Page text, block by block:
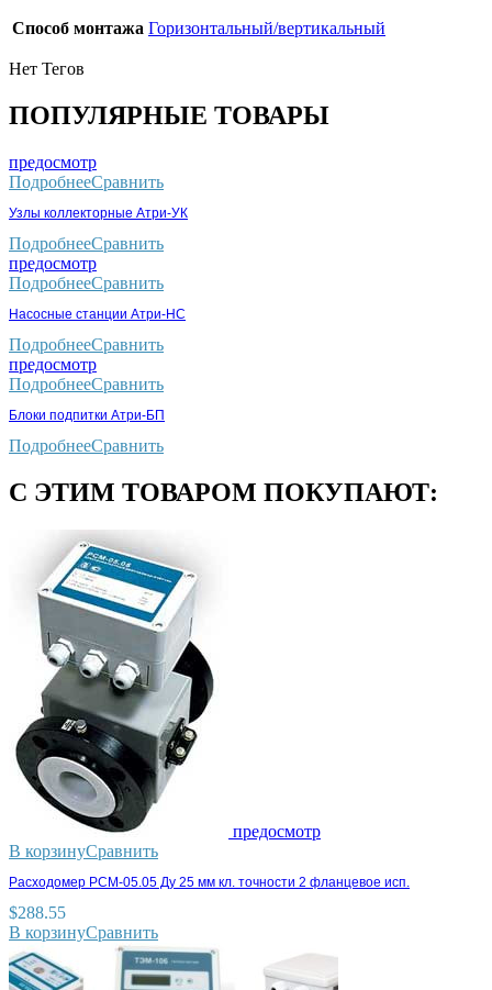
Способ монтажа Горизонтальный/вертикальный
Нет Тегов
ПОПУЛЯРНЫЕ ТОВАРЫ
предосмотр
ПодробнееСравнить
Узлы коллекторные Атри-УК
ПодробнееСравнить
предосмотр
ПодробнееСравнить
Насосные станции Атри-НС
ПодробнееСравнить
предосмотр
ПодробнееСравнить
Блоки подпитки Атри-БП
ПодробнееСравнить
С ЭТИМ ТОВАРОМ ПОКУПАЮТ:
предосмотр
В корзинуСравнить
Расходомер РСМ-05.05 Ду 25 мм кл. точности 2 фланцевое исп.
$288.55
В корзинуСравнить